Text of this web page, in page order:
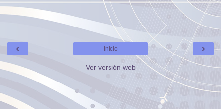
‹ ›
Inicio
Ver versión web